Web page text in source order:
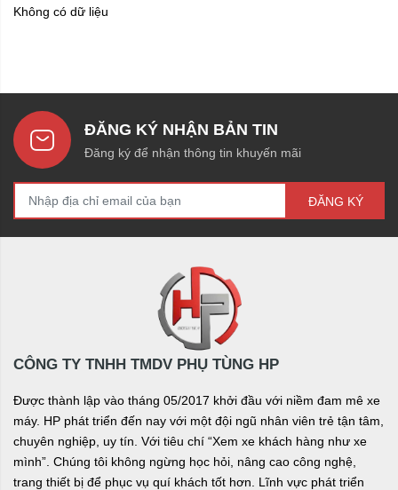
Không có dữ liệu
ĐĂNG KÝ NHẬN BẢN TIN
Đăng ký để nhận thông tin khuyến mãi
ĐĂNG KÝ
CÔNG TY TNHH TMDV PHỤ TÙNG HP
Được thành lập vào tháng 05/2017 khởi đầu với niềm đam mê xe
máy. HP phát triển đến nay với một đội ngũ nhân viên trẻ tận tâm,
chuyên nghiệp, uy tín. Với tiêu chí “Xem xe khách hàng như xe
mình”. Chúng tôi không ngừng học hỏi, nâng cao công nghệ,
trang thiết bị để phục vụ quí khách tốt hơn. Lĩnh vực phát triển